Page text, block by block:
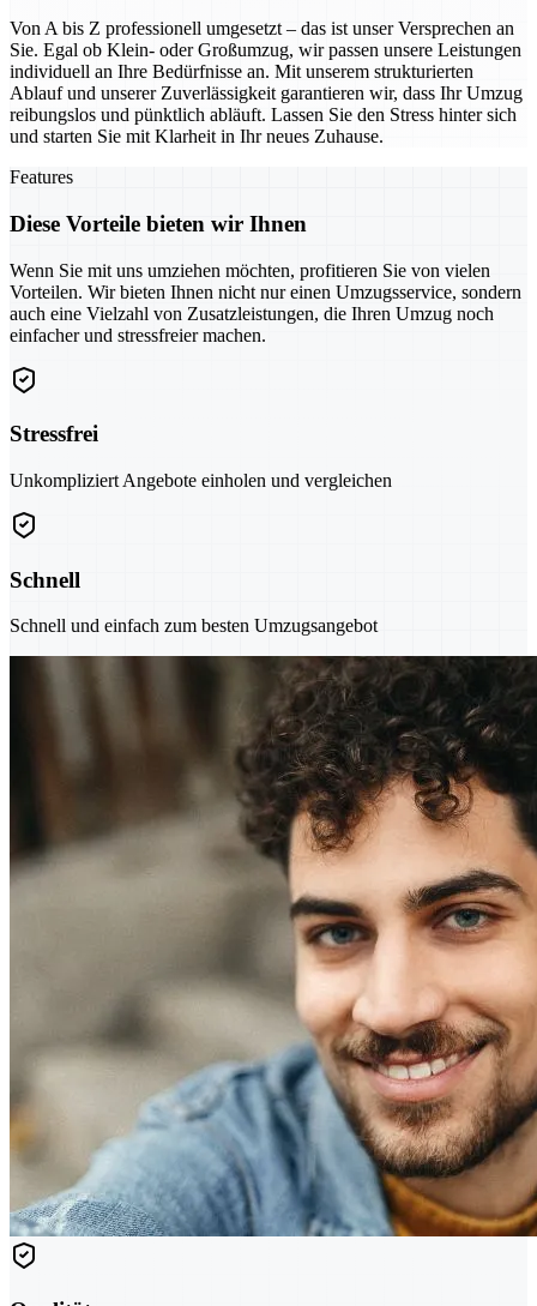
Von A bis Z professionell umgesetzt – das ist unser Versprechen an
Sie. Egal ob Klein- oder Großumzug, wir passen unsere Leistungen
individuell an Ihre Bedürfnisse an. Mit unserem strukturierten
Ablauf und unserer Zuverlässigkeit garantieren wir, dass Ihr Umzug
reibungslos und pünktlich abläuft. Lassen Sie den Stress hinter sich
und starten Sie mit Klarheit in Ihr neues Zuhause.
Features
Diese Vorteile bieten wir Ihnen
Wenn Sie mit uns umziehen möchten, profitieren Sie von vielen
Vorteilen. Wir bieten Ihnen nicht nur einen Umzugsservice, sondern
auch eine Vielzahl von Zusatzleistungen, die Ihren Umzug noch
einfacher und stressfreier machen.
Stressfrei
Unkompliziert Angebote einholen und vergleichen
Schnell
Schnell und einfach zum besten Umzugsangebot